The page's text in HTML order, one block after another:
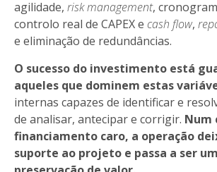
agilidade, risk management,
controlo real de CAPEX e cash flow,
e eliminação de redundâncias.
O sucesso do investimento está
aqueles que dominem estas
internas capazes de identificar e
de analisar, antecipar e corrigir. Num
financiamento caro, a operação
suporte ao projeto e passa a ser